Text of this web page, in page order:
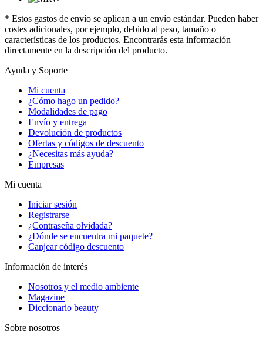
* Estos gastos de envío se aplican a un envío estándar. Pueden haber
costes adicionales, por ejemplo, debido al peso, tamaño o
características de los productos. Encontrarás esta información
directamente en la descripción del producto.
Ayuda y Soporte
Mi cuenta
¿Cómo hago un pedido?
Modalidades de pago
Envío y entrega
Devolución de productos
Ofertas y códigos de descuento
¿Necesitas más ayuda?
Empresas
Mi cuenta
Iniciar sesión
Registrarse
¿Contraseña olvidada?
¿Dónde se encuentra mi paquete?
Canjear código descuento
Información de interés
Nosotros y el medio ambiente
Magazine
Diccionario beauty
Sobre nosotros